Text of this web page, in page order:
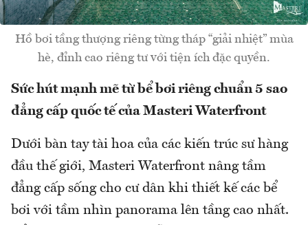
Hồ bơi tầng thượng riêng từng tháp “giải nhiệt” mùa
hè, đỉnh cao riêng tư với tiện ích đặc quyền.
Sức hút mạnh mẽ từ bể bơi riêng chuẩn 5 sao
đẳng cấp quốc tế của Masteri Waterfront
Dưới bàn tay tài hoa của các kiến trúc sư hàng
đầu thế giới, Masteri Waterfront nâng tầm
đẳng cấp sống cho cư dân khi thiết kế các bể
bơi với tầm nhìn panorama lên tầng cao nhất.